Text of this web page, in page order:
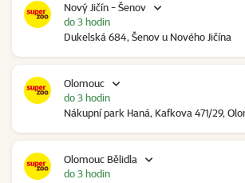
Nový Jičín - Šenov
Dukelská 684, Šenov u Nového Jičína
do 3 hodin
Olomouc
Nákupní park Haná, Kafkova 471/29,
do 3 hodin
Olomouc Bělidla
do 3 hodin